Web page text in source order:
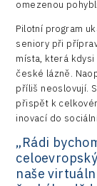
omezenou
Pilotní program
seniory při
místa, která
české lázně.
příliš neoslovují.
přispět k
inovací do
„Rádi
naše